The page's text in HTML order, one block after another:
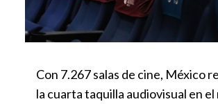
Con 7.267 salas de cine, México
la cuarta taquilla audiovisual en el